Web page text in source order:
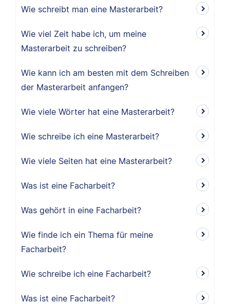
Wie schreibt man eine Masterarbeit?
Wie viel Zeit habe ich, um meine
Masterarbeit zu schreiben?
Wie kann ich am besten mit dem Schreiben
der Masterarbeit anfangen?
Wie viele Wörter hat eine Masterarbeit?
Wie schreibe ich eine Masterarbeit?
Wie viele Seiten hat eine Masterarbeit?
Was ist eine Facharbeit?
Was gehört in eine Facharbeit?
Wie finde ich ein Thema für meine
Facharbeit?
Wie schreibe ich eine Facharbeit?
Was ist eine Facharbeit?